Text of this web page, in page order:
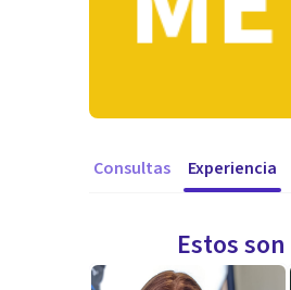
Consultas Experiencia
Estos